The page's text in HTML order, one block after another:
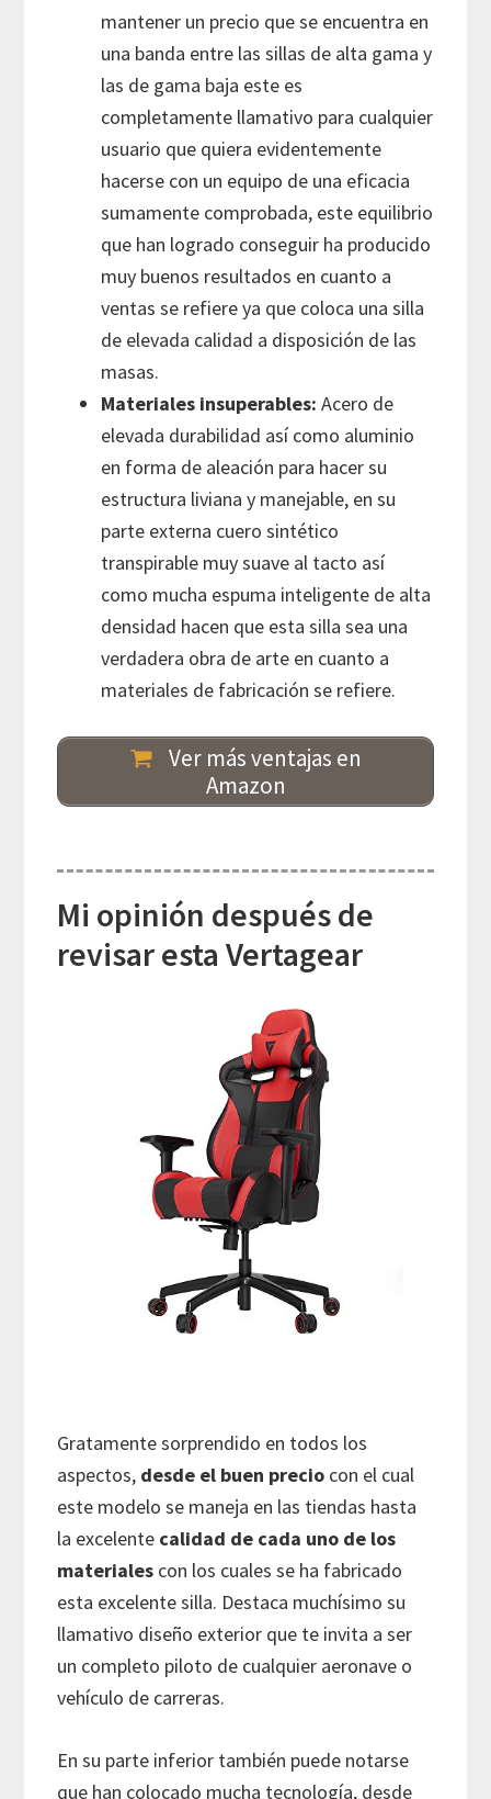
mantener un precio que se encuentra en
una banda entre las sillas de alta gama y
las de gama baja este es
completamente llamativo para cualquier
usuario que quiera evidentemente
hacerse con un equipo de una eficacia
sumamente comprobada, este equilibrio
que han logrado conseguir ha producido
muy buenos resultados en cuanto a
ventas se refiere ya que coloca una silla
de elevada calidad a disposición de las
masas.
Materiales insuperables:Acero de
elevada durabilidad así como aluminio
en forma de aleación para hacer su
estructura liviana y manejable, en su
parte externa cuero sintético
transpirable muy suave al tacto así
como mucha espuma inteligente de alta
densidad hacen que esta silla sea una
verdadera obra de arte en cuanto a
materiales de fabricación se refiere.
Ver más ventajas en
Amazon
Mi opinión después de
revisar esta Vertagear
Gratamente sorprendido en todos los
aspectos, desde el buen precio con el cual
este modelo se maneja en las tiendas hasta
la excelente calidad de cada uno de los
materiales con los cuales se ha fabricado
esta excelente silla. Destaca muchísimo su
llamativo diseño exterior que te invita a ser
un completo piloto de cualquier aeronave o
vehículo de carreras.
En su parte inferior también puede notarse
que han colocado mucha tecnología, desde